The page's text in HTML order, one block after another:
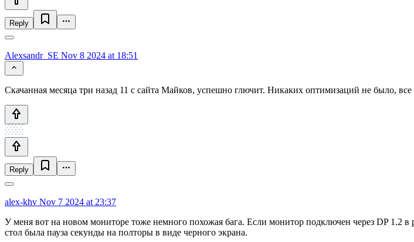
Reply
Alexsandr_SE Nov 8 2024 at 18:51
Скачанная месяца три назад 11 с сайта Майков, успешно глючит. Никаких оптимизаций не было,
Reply
alex-khv Nov 7 2024 at 23:37
У меня вот на новом мониторе тоже немного похожая бага. Если монитор подключен через DP 1.2
стол была пауза секунды на полторы в виде черного экрана.